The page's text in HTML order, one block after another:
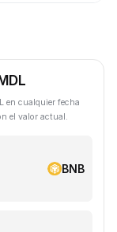
en cualquier fecha
el valor actual.
BNB